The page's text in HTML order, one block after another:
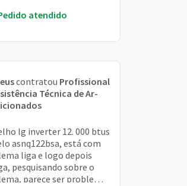
atendido
contratou Profissional
Técnica de Ar-
lg inverter 12. 000 btus
asnq122bsa, está com
liga e logo depois
pesquisando sobre o
parece ser problema